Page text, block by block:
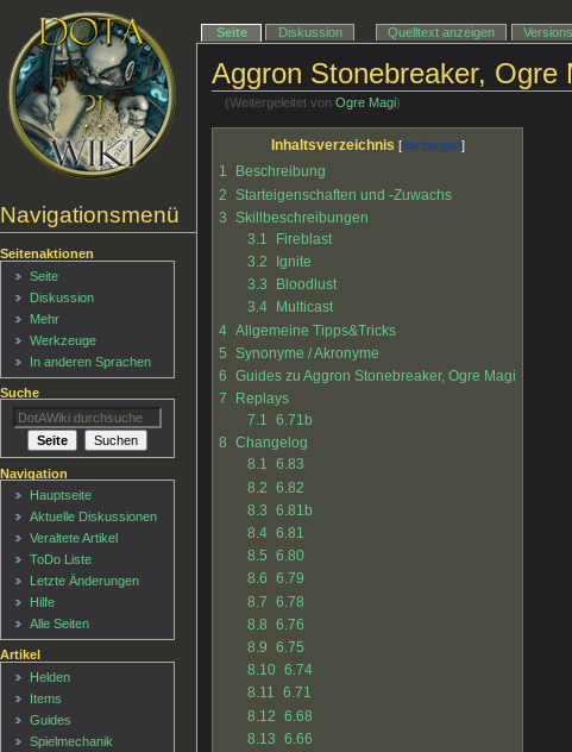
Aggron Stonebreaker, Ogre
(Weitergeleitet von Ogre Magi)
Inhaltsverzeichnis
1
Beschreibung
2 Starteigenschaften und -Zuwachs
3 Skillbeschreibungen
3.1
Fireblast
3.2
Ignite
3.3
Bloodlust
3.4
Multicast
4 Allgemeine Tipps&Tricks
5 Synonyme / Akronyme
6 Guides zu Aggron Stonebreaker, Ogre Magi
7
Replays
7.1
6.71b
8 Changelog
8.1
6.83
8.2
6.82
8.3
6.81b
8.4 6.81
8.5
6.80
8.6
6.79
8.7
6.78
8.8
6.76
8.9
6.75
8.10 6.74
8.11
6.71
8.12
6.68
8.13
6.66
Navigationsmenü
Seite Diskussion Quelltext anzeigen
Seitenaktionen
Seite
Diskussion
Mehr
Werkzeuge
In anderen Sprachen
Suche
Navigation
Hauptseite
Aktuelle Diskussionen
Veraltete Artikel
ToDo Liste
Letzte Änderungen
Hilfe
Alle Seiten
Artikel
Helden
Items
Guides
Spielmechanik